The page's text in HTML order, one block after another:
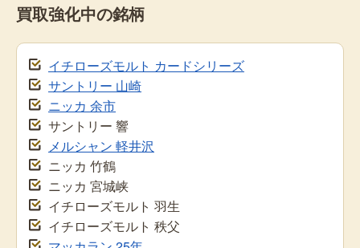
買取強化中の銘柄
イチローズモルト カードシリーズ
サントリー 山崎
ニッカ 余市
サントリー 響
メルシャン 軽井沢
ニッカ 竹鶴
ニッカ 宮城峡
イチローズモルト 羽生
イチローズモルト 秩父